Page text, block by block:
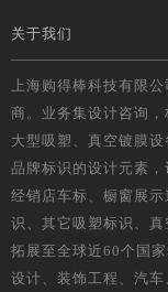
关于我们
上海购得棒科技有限
商。业务集设计咨询
大型吸塑、真空镀膜
品牌标识的设计元素
经销店车标、橱窗展
识、其它吸塑标识、
拓展至全球近60个国
设计、装饰工程、汽